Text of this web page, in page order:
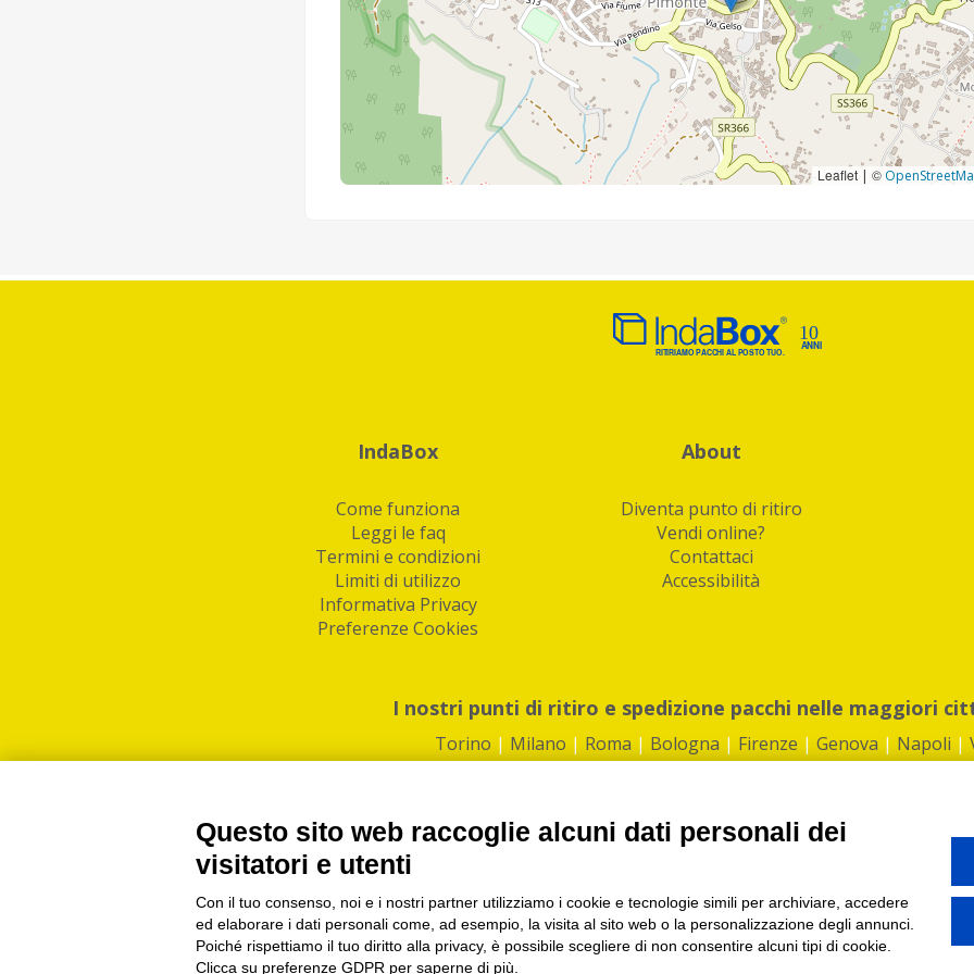
Leaflet | ©
IndaBox
Come funziona
Leggi le faq
Termini e condizioni
Limiti di utilizzo
Informativa Privacy
Preferenze Cookies
About
Diventa punto di ritiro
Vendi online?
Contattaci
Accessibilità
I nostri punti di ritiro e spedizione pacchi nelle maggiori
Torino | Milano | Roma | Bologna | Firenze | Genova | Napoli |
PI/CF/N°Iscr.: 10821360012 | REA: RM 1494760 | Cap.Soc.: 50.000€ |Whistleblowing|Privacy|
IndaBox | Oltre 11.500 punti di ritiro tra Bar, Tabaccai, Edicole e Kipoint per ritirare i tuoi acquisti
Questo sito web raccoglie alcuni dati personali dei
visitatori e utenti
Con il tuo consenso, noi e i nostri partner utilizziamo i cookie e tecnologie simili per archiviare, accedere
ed elaborare i dati personali come, ad esempio, la visita al sito web o la personalizzazione degli annunci.
Poiché rispettiamo il tuo diritto alla privacy, è possibile scegliere di non consentire alcuni tipi di cookie.
Clicca su preferenze GDPR per saperne di più.